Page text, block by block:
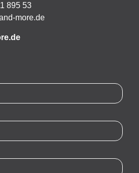
895 53
more.de